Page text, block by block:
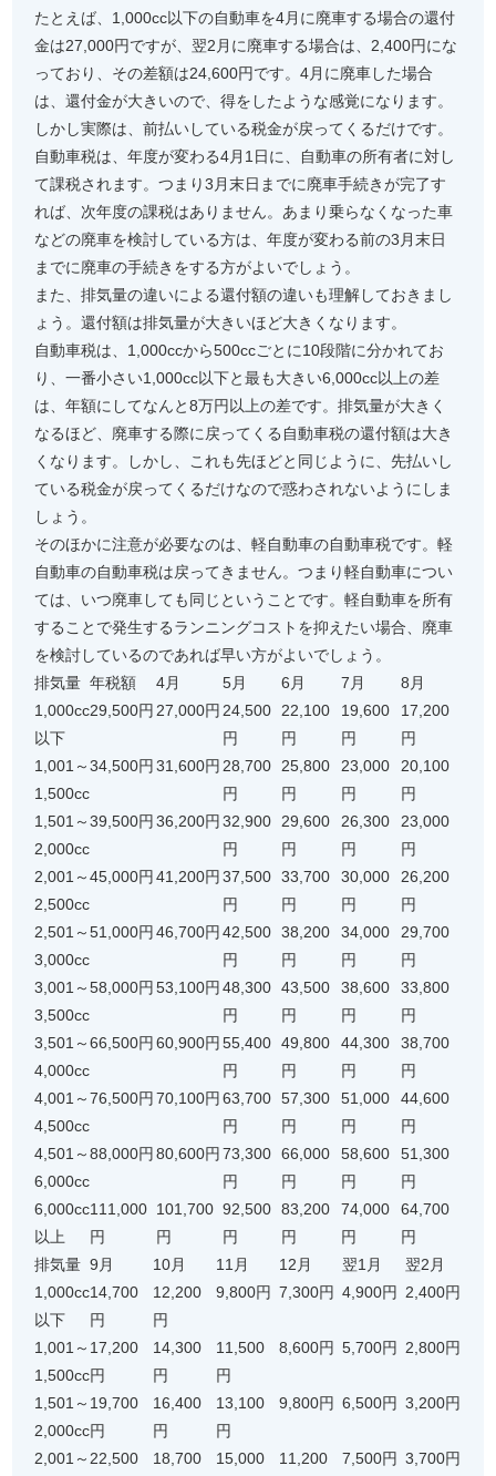
たとえば、1,000cc以下の自動車を4月に廃車する場合の還付
金は27,000円ですが、翌2月に廃車する場合は、2,400円にな
っており、その差額は24,600円です。4月に廃車した場合
は、還付金が大きいので、得をしたような感覚になります。
しかし実際は、前払いしている税金が戻ってくるだけです。
自動車税は、年度が変わる4月1日に、自動車の所有者に対し
て課税されます。つまり3月末日までに廃車手続きが完了す
れば、次年度の課税はありません。あまり乗らなくなった車
などの廃車を検討している方は、年度が変わる前の3月末日
までに廃車の手続きをする方がよいでしょう。
また、排気量の違いによる還付額の違いも理解しておきまし
ょう。還付額は排気量が大きいほど大きくなります。
自動車税は、1,000ccから500ccごとに10段階に分かれてお
り、一番小さい1,000cc以下と最も大きい6,000cc以上の差
は、年額にしてなんと8万円以上の差です。排気量が大きく
なるほど、廃車する際に戻ってくる自動車税の還付額は大き
くなります。しかし、これも先ほどと同じように、先払いし
ている税金が戻ってくるだけなので惑わされないようにしま
しょう。
そのほかに注意が必要なのは、軽自動車の自動車税です。軽
自動車の自動車税は戻ってきません。つまり軽自動車につい
ては、いつ廃車しても同じということです。軽自動車を所有
することで発生するランニングコストを抑えたい場合、廃車
を検討しているのであれば早い方がよいでしょう。
排気量 年税額 4月 5月 6月 7月
8月
1,000cc
以下
29,500円 27,000円 24,500
円
22,100
円
19,600
円
17,200
円
1,001～
1,500cc
34,500円 31,600円 28,700
円
25,800
円
23,000
円
20,100
円
1,501～
2,000cc
39,500円 36,200円 32,900
円
29,600
円
26,300
円
23,000
円
2,001～
2,500cc
45,000円 41,200円 37,500
円
33,700
円
30,000
円
26,200
円
2,501～
3,000cc
51,000円 46,700円 42,500
円
38,200
円
34,000
円
29,700
円
3,001～
3,500cc
58,000円 53,100円 48,300
円
43,500
円
38,600
円
33,800
円
3,501～
4,000cc
66,500円 60,900円 55,400
円
49,800
円
44,300
円
38,700
円
4,001～
4,500cc
76,500円 70,100円 63,700
円
57,300
円
51,000
円
44,600
円
4,501～
6,000cc
88,000円 80,600円 73,300
円
66,000
円
58,600
円
51,300
円
6,000cc
以上
111,000
円
101,700
円
92,500
円
83,200
円
74,000
円
64,700
円
排気量 9月 10月 11月 12月 翌1月
翌2月
1,000cc
以下
14,700
円
12,200
円
9,800円 7,300円 4,900円 2,400円
1,001～
1,500cc
17,200
円
14,300
円
11,500
円
8,600円 5,700円 2,800円
1,501～
2,000cc
19,700
円
16,400
円
13,100
円
9,800円 6,500円 3,200円
2,001～ 22,500
18,700
15,000
11,200
7,500円 3,700円